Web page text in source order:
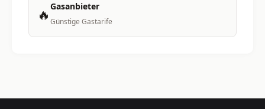
🔥 Gasanbieter
Günstige Gastarife